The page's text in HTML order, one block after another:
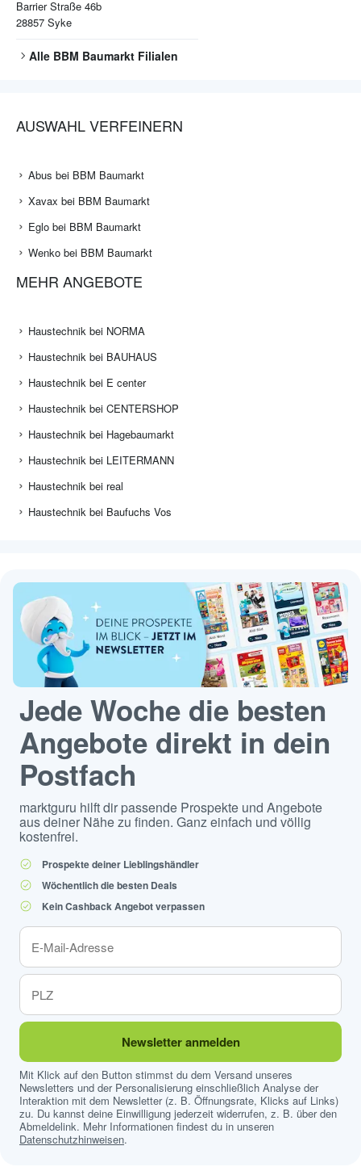
Barrier Straße 46b
28857 Syke
Alle BBM Baumarkt Filialen
AUSWAHL VERFEINERN
Abus bei BBM Baumarkt
Xavax bei BBM Baumarkt
Eglo bei BBM Baumarkt
Wenko bei BBM Baumarkt
MEHR ANGEBOTE
Haustechnik bei NORMA
Haustechnik bei BAUHAUS
Haustechnik bei E center
Haustechnik bei CENTERSHOP
Haustechnik bei Hagebaumarkt
Haustechnik bei LEITERMANN
Haustechnik bei real
Haustechnik bei Baufuchs Vos
Jede Woche die besten
Angebote direkt in dein
Postfach
marktguru hilft dir passende Prospekte und Angebote
aus deiner Nähe zu finden. Ganz einfach und völlig
kostenfrei.
Prospekte deiner Lieblingshändler
Wöchentlich die besten Deals
Kein Cashback Angebot verpassen
Newsletter anmelden
Mit Klick auf den Button stimmst du dem Versand unseres
Newsletters und der Personalisierung einschließlich Analyse der
Interaktion mit dem Newsletter (z. B. Öffnungsrate, Klicks auf Links)
zu. Du kannst deine Einwilligung jederzeit widerrufen, z. B. über den
Abmeldelink. Mehr Informationen findest du in unseren
Datenschutzhinweisen.